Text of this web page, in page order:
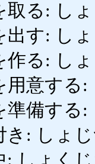
取る: し
出す: し
作る: し
用意する
準備する
き: しょ